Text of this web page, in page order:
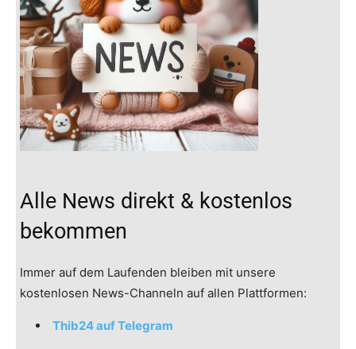
Alle News direkt & kostenlos
bekommen
Immer auf dem Laufenden bleiben mit unsere
kostenlosen News-Channeln auf allen Plattformen:
Thib24 auf Telegram